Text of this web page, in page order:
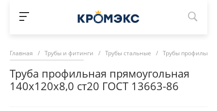
Главная / Трубы и фитинги / Трубы стальные / Трубы
Труба профильная прямоугольная
140х120х8,0 ст20 ГОСТ 13663-86